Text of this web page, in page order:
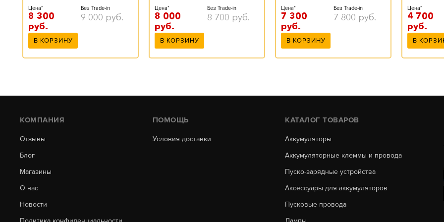
Цена*
8 300
руб.
Без Trade-in
9 000 руб.
В КОРЗИНУ
Цена*
8 000
руб.
Без Trade-in
8 700 руб.
В КОРЗИНУ
Цена*
7 300
руб.
Без Trade-in
7 800 руб.
В КОРЗИНУ
Цена*
4 700
руб.
В
КОМПАНИЯ
Отзывы
Блог
Магазины
О нас
Новости
ПОМОЩЬ
Условия доставки
КАТАЛОГ ТОВАРОВ
Аккумуляторы
Аккумуляторные клеммы и провода
Пуско-зарядные устройства
Аксессуары для аккумуляторов
Пусковые провода